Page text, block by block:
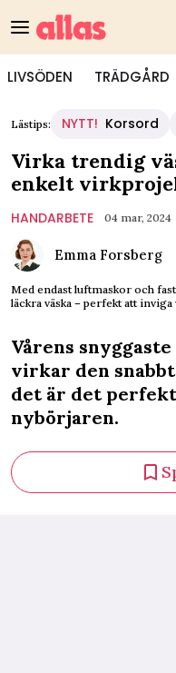
LIVSÖDEN TRÄDGÅRD
Lästips: NYTT! Korsord
Virka trendig
enkelt
HANDARBETE 04 mar, 2024
Emma Forsberg
Med endast ­luftmaskor och
läckra väska – perfekt att inviga
Vårens
virkar den
det är det
nybörjaren.